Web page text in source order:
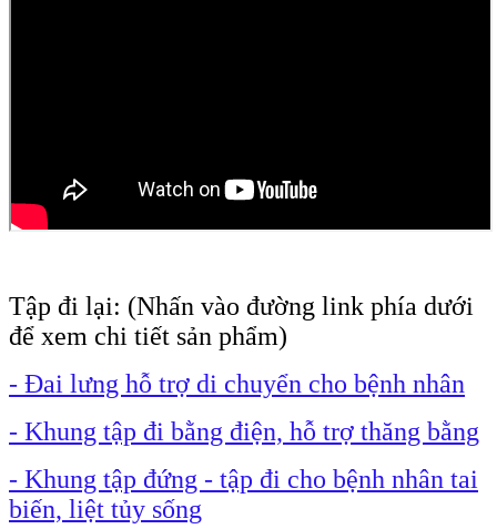
Tập đi lại: (Nhấn vào đường link phía dưới
để xem chi tiết sản phẩm)
- Đai lưng hỗ trợ di chuyển cho bệnh nhân
- Khung tập đi bằng điện, hỗ trợ thăng bằng
- Khung tập đứng - tập đi cho bệnh nhân tai
biến, liệt tủy sống